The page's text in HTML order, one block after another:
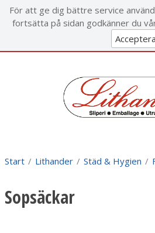
För att ge dig bättre service
fortsätta på sidan godkänner du
Acceptera
Start / Lithander / Städ & Hygien /
Sopsäckar
Visa varukorgen